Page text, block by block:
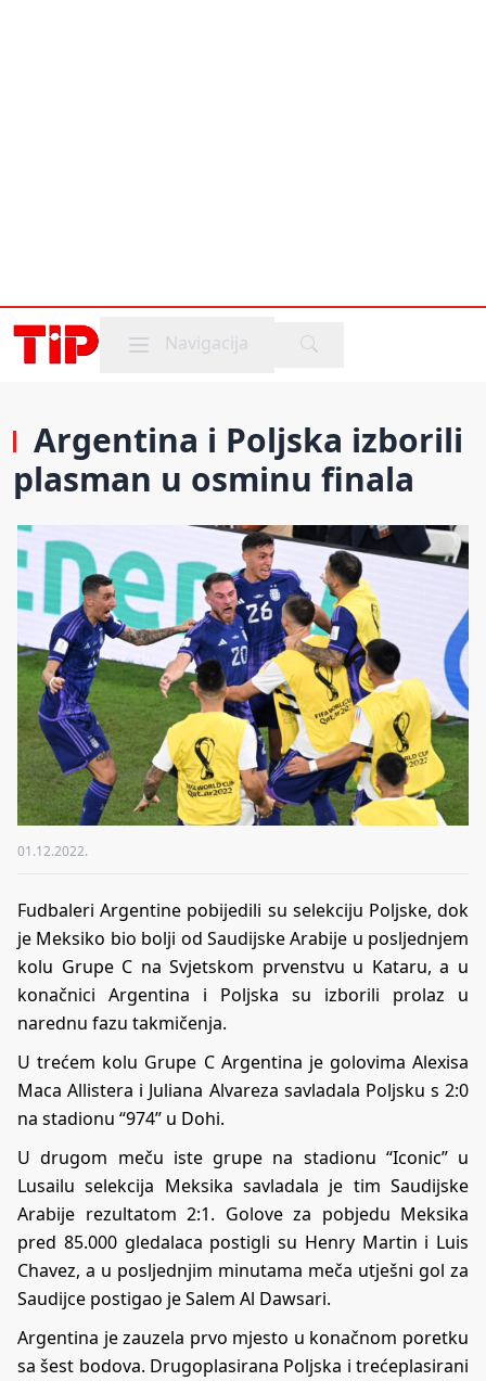
Mobile menu
Navigacija
Argentina i Poljska izborili
plasman u osminu finala
01.12.2022.
Fudbaleri Argentine pobijedili su selekciju Poljske, dok
je Meksiko bio bolji od Saudijske Arabije u posljednjem
kolu Grupe C na Svjetskom prvenstvu u Kataru, a u
konačnici Argentina i Poljska su izborili prolaz u
narednu fazu takmičenja.
U trećem kolu Grupe C Argentina je golovima Alexisa
Maca Allistera i Juliana Alvareza savladala Poljsku s 2:0
na stadionu “974” u Dohi.
U drugom meču iste grupe na stadionu “Iconic” u
Lusailu selekcija Meksika savladala je tim Saudijske
Arabije rezultatom 2:1. Golove za pobjedu Meksika
pred 85.000 gledalaca postigli su Henry Martin i Luis
Chavez, a u posljednjim minutama meča utješni gol za
Saudijce postigao je Salem Al Dawsari.
Argentina je zauzela prvo mjesto u konačnom poretku
sa šest bodova. Drugoplasirana Poljska i trećeplasirani